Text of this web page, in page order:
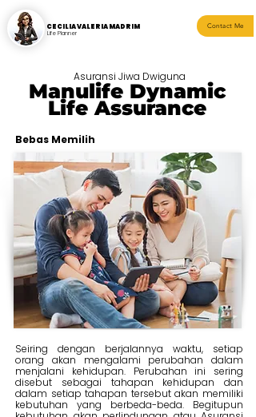
Life Planner
CECILIA VALERIA MADRIM Contact Me
Asuransi Jiwa Dwiguna
Manulife Dynamic
Life Assurance
Bebas Memilih
Seiring dengan berjalannya waktu, setiap
orang akan mengalami perubahan dalam
menjalani kehidupan. Perubahan ini sering
disebut sebagai tahapan kehidupan dan
dalam setiap tahapan tersebut akan memiliki
kebutuhan yang berbeda-beda. Begitupun